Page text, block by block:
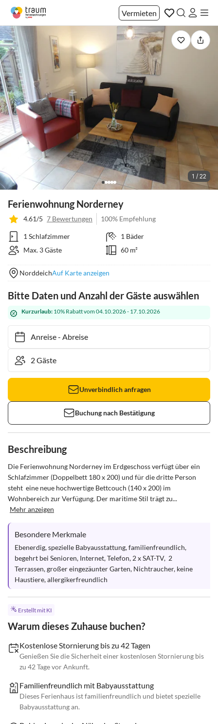
Vermieten
1 / 22
Ferienwohnung Norderney
4.61/5 7 Bewertungen 100% Empfehlung
1 Schlafzimmer
1 Bäder
Max. 3 Gäste
60 m²
NorddeichAuf Karte anzeigen
Bitte Daten und Anzahl der Gäste auswählen
Kurzurlaub: 10% Rabatt vom 04.10.2026 - 17.10.2026
Anreise- Abreise
Unverbindlich anfragen
Buchung nach Bestätigung
Beschreibung
Die Ferienwohnung Norderney im Erdgeschoss verfügt über ein
Schlafzimmer (Doppelbett 180 x 200) und für die dritte Person
steht  eine neue hochwertige Bettcouch (140 x 200) im
Wohnbereich zur Verfügung. Der maritime Stil trägt zu...
Mehr anzeigen
Besondere Merkmale
Ebenerdig, spezielle Babyausstattung, familienfreundlich,
begehrt bei Senioren, Internet, Telefon, 2 x SAT-TV,  2
Terrassen, großer eingezäunter Garten, Nichtraucher, keine
Haustiere, allergikerfreundlich
Erstellt mit KI
Warum dieses Zuhause buchen?
Kostenlose Stornierung bis zu 42 Tagen
Genießen Sie die Sicherheit einer kostenlosen Stornierung bis
zu 42 Tage vor Ankunft.
Familienfreundlich mit Babyausstattung
Dieses Ferienhaus ist familienfreundlich und bietet spezielle
Babyausstattung an.